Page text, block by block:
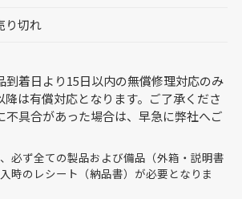
り切れ
到着日より15日以内の無償修理対応のみ
降は有償対応となります。ご了承くださ
不具合があった場合は、早急に弊社へご
必ず全ての製品および備品（外箱・説明書
時のレシート（納品書）が必要となりま